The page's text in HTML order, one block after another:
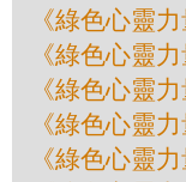
《綠色心靈
《綠色心靈
《綠色心靈
《綠色心靈
《綠色心靈